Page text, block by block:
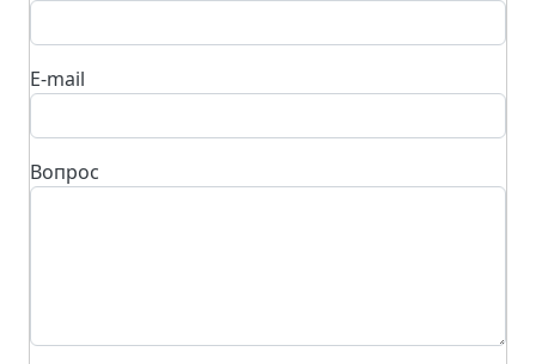
E-mail
Вопрос